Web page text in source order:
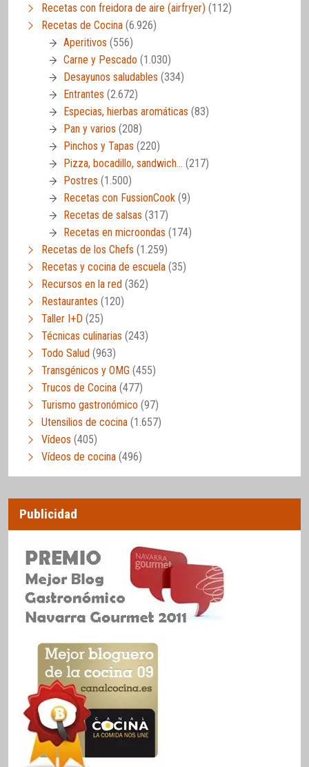
Recetas con freidora de aire (airfryer) (112)
Recetas de Cocina (6.926)
Aperitivos (556)
Carne y Pescado (1.030)
Desayunos saludables (334)
Entrantes (2.672)
Especias, hierbas aromáticas (83)
Pan y varios (208)
Pinchos y Tapas (220)
Pizza, bocadillo, sandwich… (217)
Postres (1.500)
Recetas con FussionCook (9)
Recetas de salsas (317)
Recetas en microondas (174)
Recetas de los Chefs (1.259)
Recetas y cocina de escuela (35)
Recursos en la red (362)
Restaurantes (120)
Taller I+D (25)
Técnicas culinarias (243)
Todo Salud (963)
Transgénicos y OMG (455)
Trucos de Cocina (477)
Turismo gastronómico (97)
Utensilios de cocina (1.657)
Vídeos (405)
Vídeos de cocina (496)
Publicidad